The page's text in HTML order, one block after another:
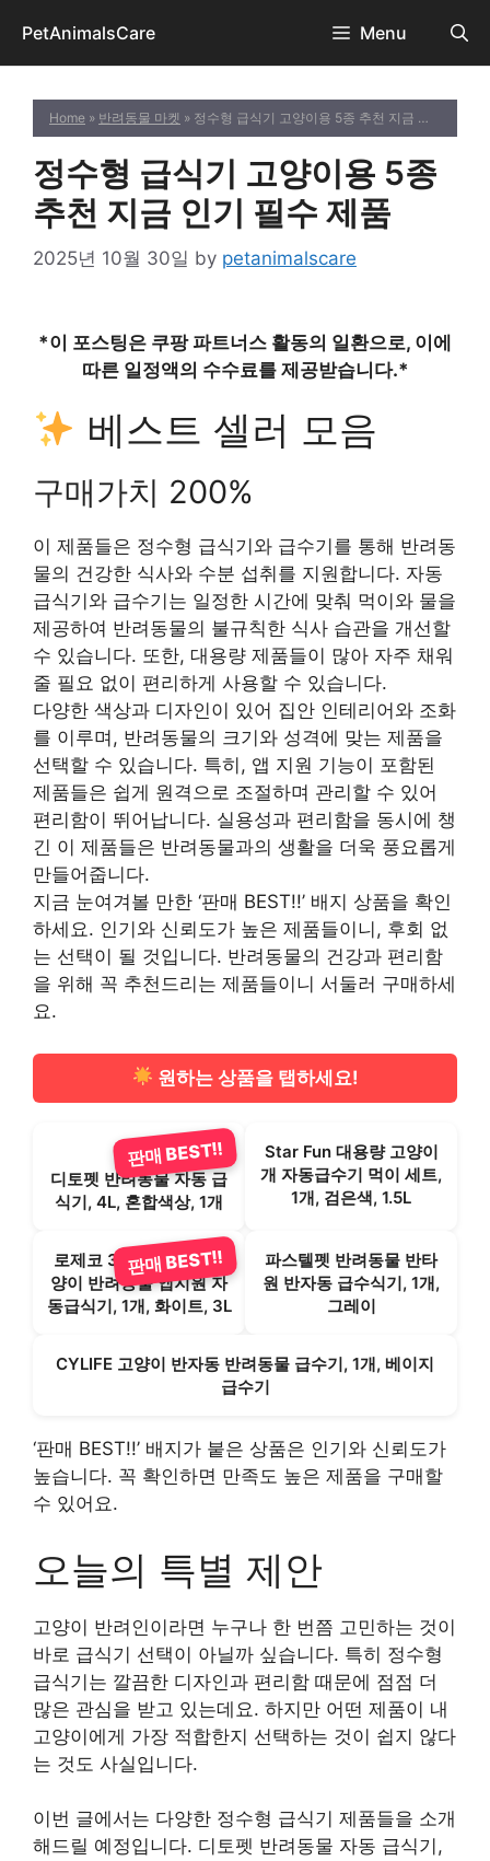
content
PetAnimalsCare Menu
Home » 반려동물 마켓 » 정수형 급식기 고양이용 5종 추천 지금 인기 필수 제품
정수형 급식기 고양이용 5종
추천 지금 인기 필수 제품
2025년 10월 30일 by petanimalscare
*이 포스팅은 쿠팡 파트너스 활동의 일환으로, 이에
따른 일정액의 수수료를 제공받습니다.*
베스트 셀러 모음
구매가치 200%
이 제품들은 정수형 급식기와 급수기를 통해 반려동
물의 건강한 식사와 수분 섭취를 지원합니다. 자동
급식기와 급수기는 일정한 시간에 맞춰 먹이와 물을
제공하여 반려동물의 불규칙한 식사 습관을 개선할
수 있습니다. 또한, 대용량 제품들이 많아 자주 채워
줄 필요 없이 편리하게 사용할 수 있습니다.
다양한 색상과 디자인이 있어 집안 인테리어와 조화
를 이루며, 반려동물의 크기와 성격에 맞는 제품을
선택할 수 있습니다. 특히, 앱 지원 기능이 포함된
제품들은 쉽게 원격으로 조절하며 관리할 수 있어
편리함이 뛰어납니다. 실용성과 편리함을 동시에 챙
긴 이 제품들은 반려동물과의 생활을 더욱 풍요롭게
만들어줍니다.
지금 눈여겨볼 만한 ‘판매 BEST!!’ 배지 상품을 확인
하세요. 인기와 신뢰도가 높은 제품들이니, 후회 없
는 선택이 될 것입니다. 반려동물의 건강과 편리함
을 위해 꼭 추천드리는 제품들이니 서둘러 구매하세
요.
원하는 상품을 탭하세요!
디토펫 반려동물 자동 급
식기, 4L, 혼합색상, 1개
판매 BEST!!
Star Fun 대용량 고양이
개 자동급수기 먹이 세트,
1개, 검은색, 1.5L
로제코 3리터 강아지 고
양이 반려동물 앱지원 자
동급식기, 1개, 화이트, 3L
판매 BEST!!
파스텔펫 반려동물 반타
원 반자동 급수식기, 1개,
그레이
CYLIFE 고양이 반자동 반려동물 급수기, 1개, 베이지
급수기
‘판매 BEST!!’ 배지가 붙은 상품은 인기와 신뢰도가
높습니다. 꼭 확인하면 만족도 높은 제품을 구매할
수 있어요.
오늘의 특별 제안
고양이 반려인이라면 누구나 한 번쯤 고민하는 것이
바로 급식기 선택이 아닐까 싶습니다. 특히 정수형
급식기는 깔끔한 디자인과 편리함 때문에 점점 더
많은 관심을 받고 있는데요. 하지만 어떤 제품이 내
고양이에게 가장 적합한지 선택하는 것이 쉽지 않다
는 것도 사실입니다.
이번 글에서는 다양한 정수형 급식기 제품들을 소개
해드릴 예정입니다. 디토펫 반려동물 자동 급식기,